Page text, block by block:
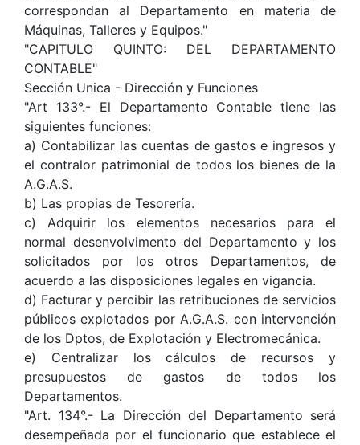
correspondan al Departamento en materia de
Máquinas, Talleres y Equipos."
"CAPITULO QUINTO: DEL DEPARTAMENTO
CONTABLE"
Sección Unica - Dirección y Funciones
"Art 133°.- El Departamento Contable tiene las
siguientes funciones:
a) Contabilizar las cuentas de gastos e ingresos y
el contralor patrimonial de todos los bienes de la
A.G.A.S.
b) Las propias de Tesorería.
c) Adquirir los elementos necesarios para el
normal desenvolvimento del Departamento y los
solicitados por los otros Departamentos, de
acuerdo a las disposiciones legales en vigancia.
d) Facturar y percibir las retribuciones de servicios
públicos explotados por A.G.A.S. con intervención
de los Dptos, de Explotación y Electromecánica.
e) Centralizar los cálculos de recursos y
presupuestos de gastos de todos los
Departamentos.
"Art. 134°.- La Dirección del Departamento será
desempeñada por el funcionario que establece el